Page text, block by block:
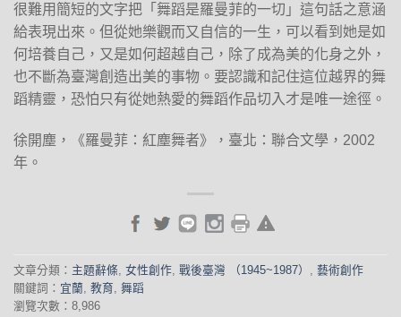
很難用簡短的文字把「舞蹈是羅曼菲的一切」這句話之意涵
給表現出來。但從她樂觀而又自信的一生，可以看到她是如
何培養自己，又是如何超越自己，除了成為美的化身之外，
也不斷為臺灣創造出美的事物。要認識和記住這位越界的舞
蹈精靈，恐怕只有從她熱愛的舞蹈作品切入才是唯一途徑。
徐開塵，《羅曼菲：紅塵舞者》，臺北：聯合文學，2002
年。
文章分類： 主題辭條 女性創作 戰後臺灣 （1945~1987）
藝術創作
關鍵詞： 宜蘭 教育 舞蹈
瀏覽次數：8,986